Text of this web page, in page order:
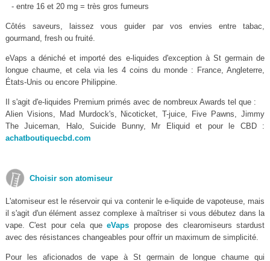
- entre 16 et 20 mg = très gros fumeurs
Côtés saveurs, laissez vous guider par vos envies entre tabac,
gourmand, fresh ou fruité.
eVaps a déniché et importé des e-liquides d'exception à St germain de
longue chaume, et cela via les 4 coins du monde : France, Angleterre,
États-Unis ou encore Philippine.
Il s'agit d'e-liquides Premium primés avec de nombreux Awards tel que :
Alien Visions, Mad Murdock's, Nicoticket, T-juice, Five Pawns, Jimmy
The Juiceman, Halo, Suicide Bunny, Mr Eliquid et pour le CBD :
achatboutiquecbd.com
Choisir son atomiseur
L'atomiseur est le réservoir qui va contenir le e-liquide de vapoteuse, mais
il s'agit d'un élément assez complexe à maîtriser si vous débutez dans la
vape. C'est pour cela queeVaps propose des clearomiseurs stardust
avec des résistances changeables pour offrir un maximum de simplicité.
Pour les aficionados de vape à St germain de longue chaume qui